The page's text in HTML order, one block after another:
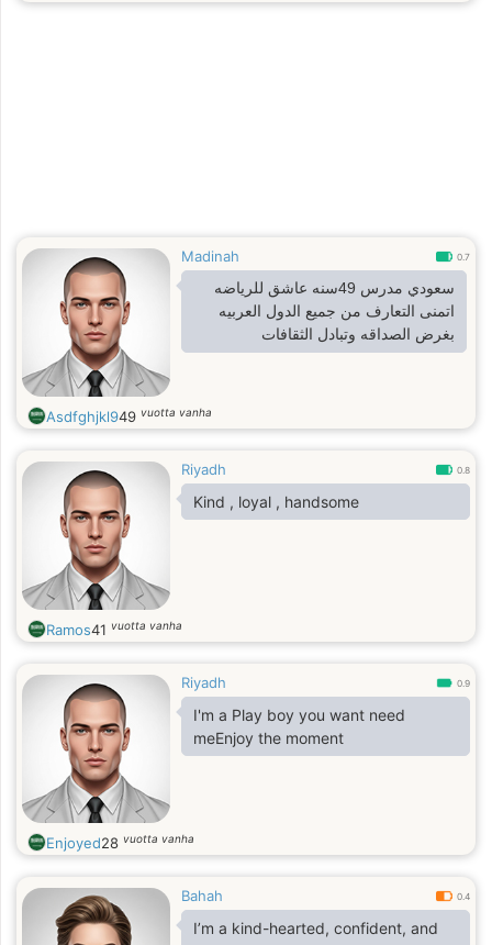
Madinah 0.7
سعودي مدرس 49سنه عاشق للرياضه
اتمنى التعارف من جميع الدول العربيه
بغرض الصداقه وتبادل الثقافات
Asdfghjkl949 vuotta vanha
Riyadh 0.8
Kind , loyal , handsome
Ramos41 vuotta vanha
Riyadh 0.9
I'm a Play boy you want need
meEnjoy the moment
Enjoyed28 vuotta vanha
Bahah 0.4
I’m a kind-hearted, confident, and